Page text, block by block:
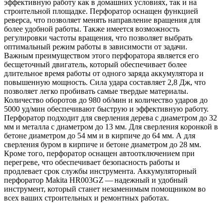
эффективную работу как в домашних условиях, так и на
строительной площадке. Перфоратор оснащен функцией
реверса, что позволяет менять направление вращения для
более удобной работы. Также имеется возможность
регулировки частоты вращения, что позволяет выбрать
оптимальный режим работы в зависимости от задачи.
Важным преимуществом этого перфоратора является его
бесщеточный двигатель, который обеспечивает более
длительное время работы от одного заряда аккумулятора и
повышенную мощность. Сила удара составляет 2,8 Дж, что
позволяет легко пробивать самые твердые материалы.
Количество оборотов до 980 об/мин и количество ударов до
5000 уд/мин обеспечивают быструю и эффективную работу.
Перфоратор подходит для сверления дерева с диаметром до 32
мм и металла с диаметром до 13 мм. Для сверления коронкой в
бетоне диаметром до 54 мм и в кирпиче до 64 мм. А для
сверления буром в кирпиче и бетоне диаметром до 28 мм.
Кроме того, перфоратор оснащен автоотключением при
перегреве, что обеспечивает безопасность работы и
продлевает срок службы инструмента. Аккумуляторный
перфоратор Makita HR003GZ — надежный и удобный
инструмент, который станет незаменимым помощником во
всех ваших строительных и ремонтных работах.